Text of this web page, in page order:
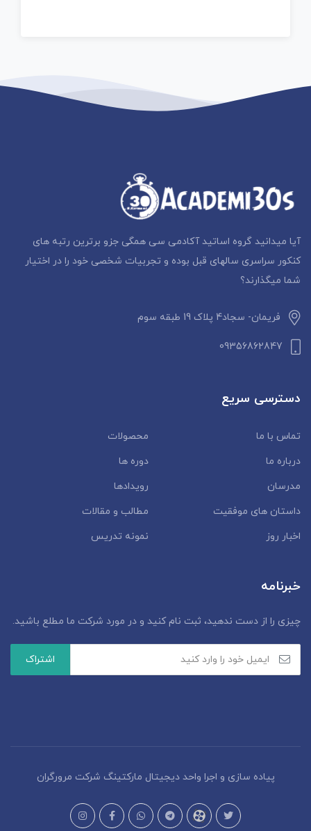
آیا میدانید گروه اساتید آکادمی سی همگی جزو برترین رتبه های
کنکور سراسری سالهای قبل بوده و تجربیات شخصی خود را در اختیار
شما میگذارند؟
فریمان- سجاد4 پلاک 19 طبقه سوم
09356862847
دسترسی سریع
تماس با ما
محصولات
درباره ما
دوره ها
مدرسان
رویدادها
داستان‌ های موفقیت
مطالب و مقالات
اخبار روز
نمونه تدریس
خبرنامه
چیزی را از دست ندهید، ثبت نام کنید و در مورد شرکت ما مطلع باشید.
پیاده سازی و اجرا واحد دیجیتال مارکتینگ شرکت مرورگران